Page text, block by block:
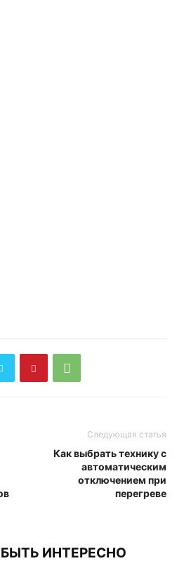
Следующая статья
Как выбрать технику с
автоматическим
отключением при
перегреве
ИНТЕРЕСНО